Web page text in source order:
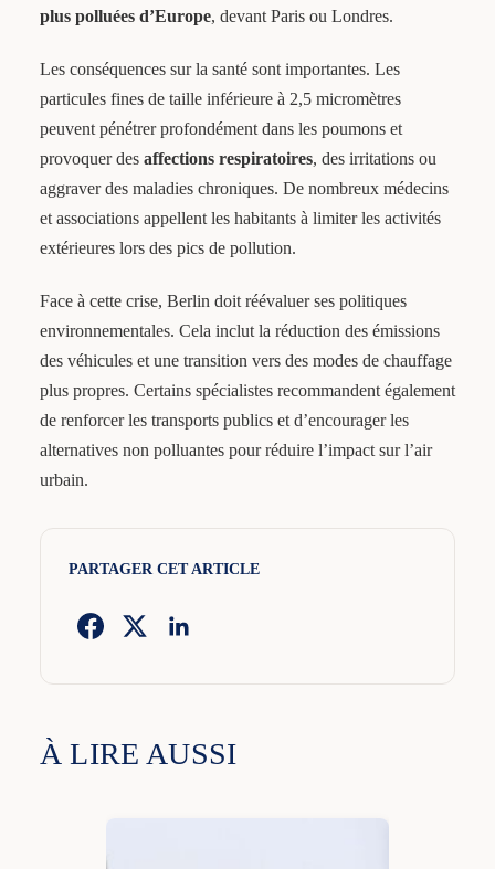
plus polluées d’Europe, devant Paris ou Londres.
Les conséquences sur la santé sont importantes. Les
particules fines de taille inférieure à 2,5 micromètres
peuvent pénétrer profondément dans les poumons et
provoquer des affections respiratoires, des irritations ou
aggraver des maladies chroniques. De nombreux médecins
et associations appellent les habitants à limiter les activités
extérieures lors des pics de pollution.
Face à cette crise, Berlin doit réévaluer ses politiques
environnementales. Cela inclut la réduction des émissions
des véhicules et une transition vers des modes de chauffage
plus propres. Certains spécialistes recommandent également
de renforcer les transports publics et d’encourager les
alternatives non polluantes pour réduire l’impact sur l’air
urbain.
PARTAGER CET ARTICLE
À LIRE AUSSI